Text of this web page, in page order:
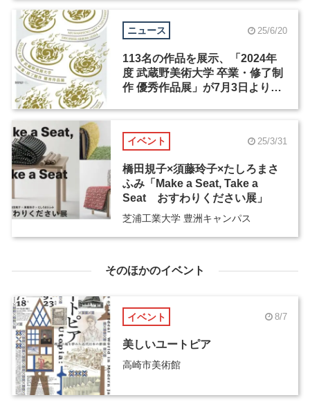
ニュース 25/6/20
113名の作品を展示、「2024年
度 武蔵野美術大学 卒業・修了制
作 優秀作品展」が7月3日より開
イベント 25/3/31
橋田規子×須藤玲子×たしろまさ
ふみ「Make a Seat, Take a
Seat おすわりください展」
芝浦工業大学 豊洲キャンパス
そのほかのイベント
イベント 8/7
美しいユートピア
高崎市美術館